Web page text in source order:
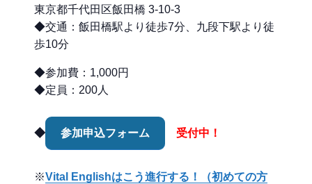
東京都千代田区飯田橋 3-10-3
◆交通：飯田橋駅より徒歩7分、九段下駅より徒
歩10分
◆参加費：1,000円
◆定員：200人
◆ 参加申込フォーム 受付中！
※Vital Englishはこう進行する！（初めての方